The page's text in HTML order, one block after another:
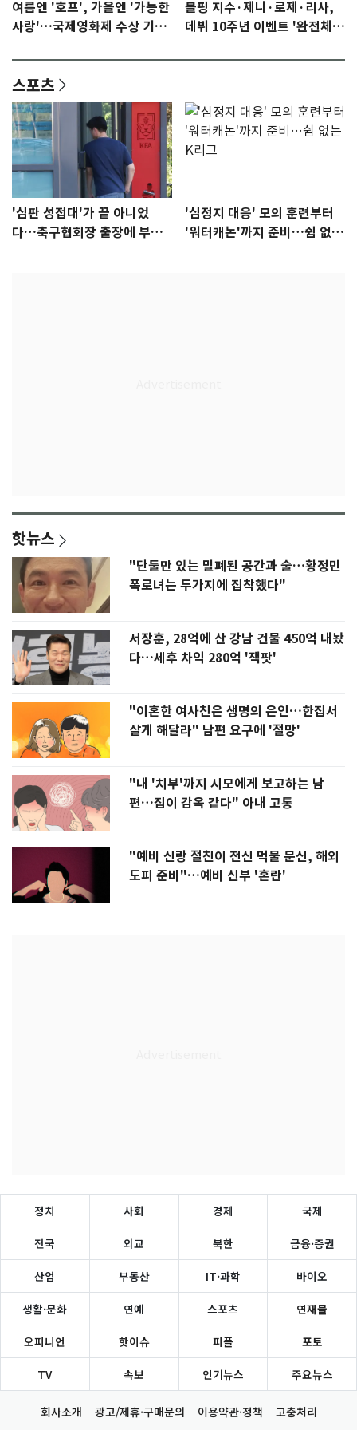
여름엔 '호프', 가을엔 '가능한
사랑'…국제영화제 수상 기대
블핑 지수·제니·로제·리사,
데뷔 10주년 이벤트 '완전체'
스포츠
'심판 성접대'가 끝 아니었
다…축구협회장 출장에 부인
'심정지 대응' 모의 훈련부터
'워터캐논'까지 준비…쉼 없는
핫뉴스
"단둘만 있는 밀폐된 공간과 술…황정민
폭로녀는 두가지에 집착했다"
서장훈, 28억에 산 강남 건물 450억 내놨
다…세후 차익 280억 '잭팟'
"이혼한 여사친은 생명의 은인…한집서
살게 해달라" 남편 요구에 '절망'
"내 '치부'까지 시모에게 보고하는 남
편…집이 감옥 같다" 아내 고통
"예비 신랑 절친이 전신 먹물 문신, 해외
도피 준비"…예비 신부 '혼란'
정치 사회 경제 국제
전국 외교 북한 금융·증권
산업 부동산 IT·과학 바이오
생활·문화 연예 스포츠 연재물
오피니언 핫이슈 피플 포토
TV 속보 인기뉴스 주요뉴스
회사소개 광고/제휴·구매문의 이용약관·정책 고충처리